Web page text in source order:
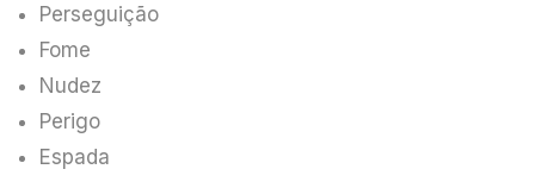
Perseguição
Fome
Nudez
Perigo
Espada